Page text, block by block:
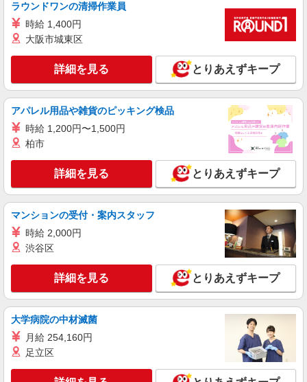
アルバイト
そんぽの家S 国領
時給1270円〜1320円 ※経験等による ★希望収
入がありましたら、ご相談いただければ希望条件
に合うかの確認もいたします。 ★時間外手当別途
支給 ★上記金額は働きがい向上手当を含みます。
★働きがい向上手当※26年6月改定（地域により異
なる） 社会保険加入者は更に＋50円
東京都調布市国領町6丁目12-11
キープ 詳細を見る
コンパスグループ・ジャパン株式会社 39278_p
調理補助【アルバイト・パート】
時給1,280円以上 試用期間中 時給1,280円以上
(試用期間2ヶ月) 残業が発生した場合、残業代を1
グランダ調布 （東京都調布市富士見町2-14-
キープ 詳細を見る
アルバイト パート
すき家 飛田給店
すき家の店舗スタッフ（接客・調理・清掃な
ラウンドワンの清掃作業員
時給 1,400円
大阪市城東区
詳細を見る とりあえずキープ
アパレル用品や雑貨のピッキング検品
時給 1,200円〜1,500円
柏市
詳細を見る とりあえずキープ
マンションの受付・案内スタッフ
時給 2,000円
渋谷区
詳細を見る とりあえずキープ
大学病院の中材滅菌
月給 254,160円
足立区